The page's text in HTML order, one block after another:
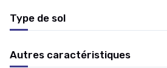
Type de sol
Autres caractéristiques